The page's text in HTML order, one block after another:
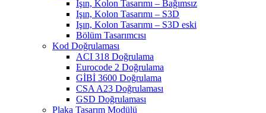
Işın, Kolon Tasarımı – Bağımsız
Işın, Kolon Tasarımı – S3D
Işın, Kolon Tasarımı – S3D eski
Bölüm Tasarımcısı
Kod Doğrulaması
ACI 318 Doğrulama
Eurocode 2 Doğrulama
GİBİ 3600 Doğrulama
CSA A23 Doğrulaması
GSD Doğrulaması
Plaka Tasarım Modülü